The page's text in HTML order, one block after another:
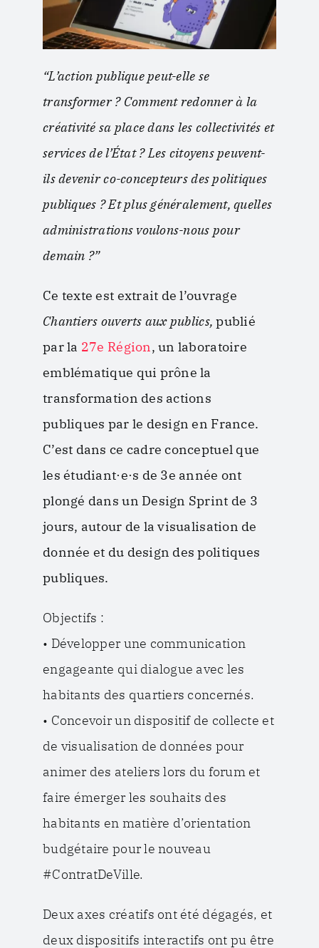
“L’action publique peut-elle se
transformer ? Comment redonner à la
créativité sa place dans les collectivités et
services de l’État ? Les citoyens peuvent-
ils devenir co-concepteurs des politiques
publiques ? Et plus généralement, quelles
administrations voulons-nous pour
demain ?”
Ce texte est extrait de l’ouvrage
Chantiers ouverts aux publics, publié
par la 27e Région, un laboratoire
emblématique qui prône la
transformation des actions
publiques par le design en France.
C’est dans ce cadre conceptuel que
les étudiant·e·s de 3e année ont
plongé dans un Design Sprint de 3
jours, autour de la visualisation de
donnée et du design des politiques
publiques.
Objectifs :
• Développer une communication
engageante qui dialogue avec les
habitants des quartiers concernés.
• Concevoir un dispositif de collecte et
de visualisation de données pour
animer des ateliers lors du forum et
faire émerger les souhaits des
habitants en matière d’orientation
budgétaire pour le nouveau
#ContratDeVille.
Deux axes créatifs ont été dégagés, et
deux dispositifs interactifs ont pu être